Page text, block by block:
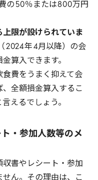
の 50％または800万円
限が設けられていま
2024年4月以降）の会
算入できます。
費をうまく抑えて会
全額損金算入するこ
えるでしょう。
・参加人数等のメ
書やレシート・参加
ん。その理由は、こ